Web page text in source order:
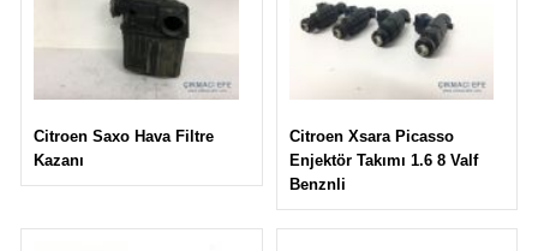
Citroen Saxo Hava Filtre
Kazanı
Citroen Xsara Picasso
Enjektör Takımı 1.6 8 Valf
Benznli